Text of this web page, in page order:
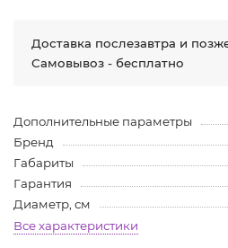
Доставка послезавтра и
Самовывоз - бесплатно
Дополнительные параметры
Бренд
Габариты
Гарантия
Диаметр, см
Все характеристики